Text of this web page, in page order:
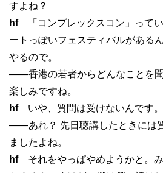
すよね？
hf「コンプレックスコン」ってい
ートっぽいフェスティバルがある
やるので。
——香港の若者からどんなことを
楽しみですね。
hfいや、質問は受けないんです。
——あれ？ 先日聴講したときには
ましたよね。
hfそれをやっぱやめようかと。み